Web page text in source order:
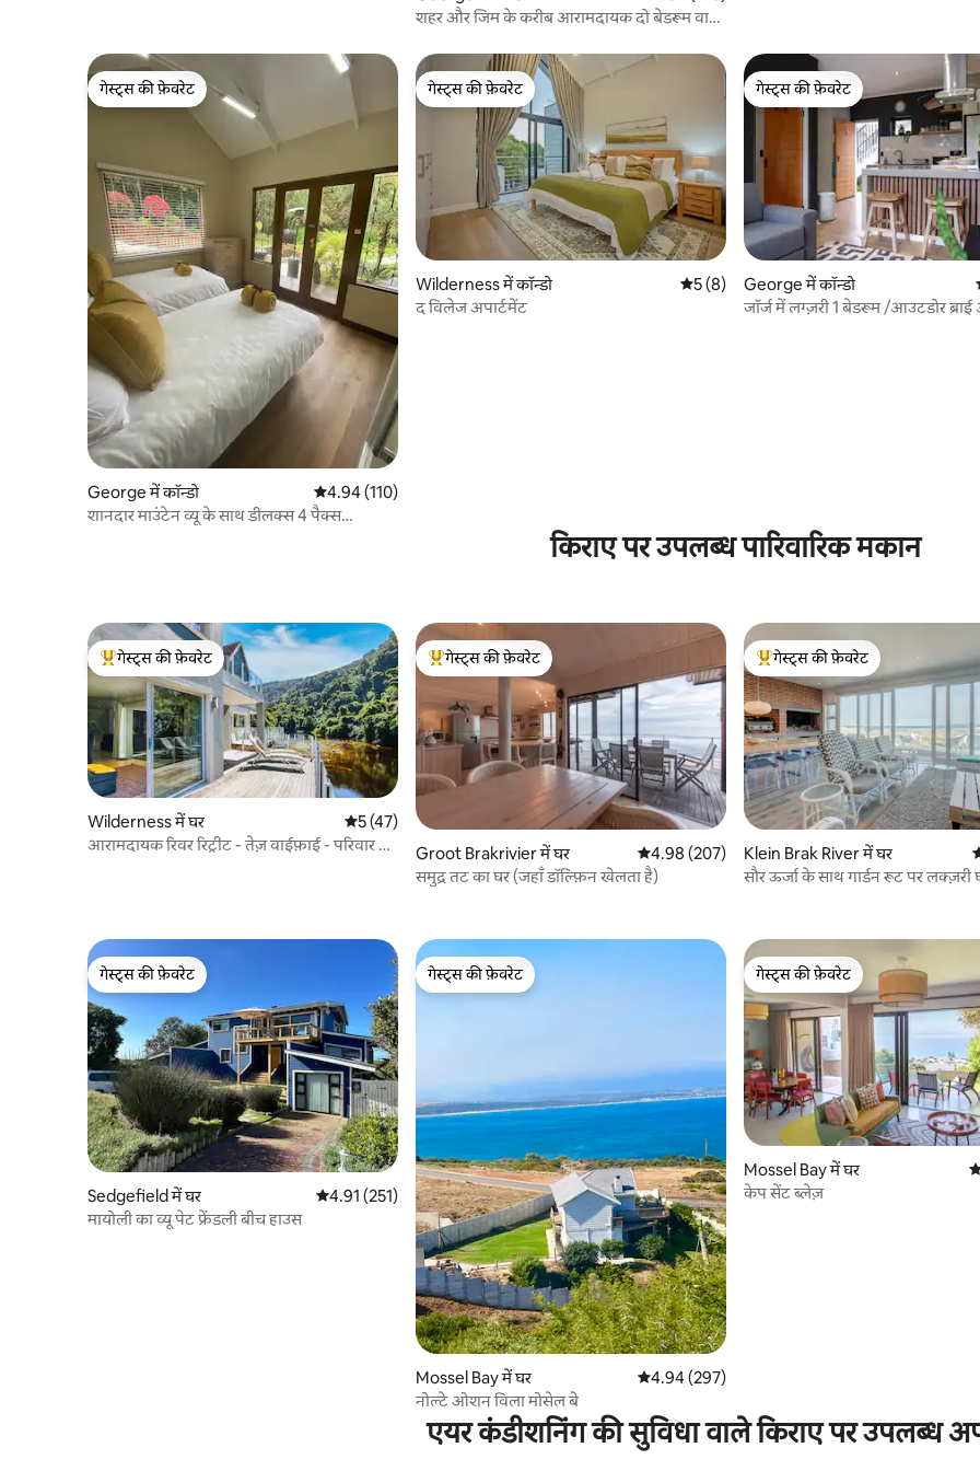
शहर और जिम के करीब आरामदायक दो बेडरूम वाला
गेस्ट्स की फ़ेवरेट
गेस्ट्स की फ़ेवरेट
George में कॉन्डो औसत रेटिंग 5 में से 4.94, 110 समीक्षाएँ
4.94 (110)
शानदार माउंटेन व्यू के साथ डीलक्स 4 पैक्स
गेस्ट्स की फ़ेवरेट
गेस्ट्स की फ़ेवरेट
Wilderness में कॉन्डो औसत रेटिंग 5 में से 5, 8 समीक्षाएँ
5 (8)
द विलेज अपार्टमेंट
गेस्ट्स की फ़ेवरेट
गेस्ट्स की फ़ेवरेट
George में कॉन्डो
जॉर्ज में लग्ज़री 1 बेडरूम /आउटडोर
किराए पर उपलब्ध पारिवारिक मकान
गेस्ट्स का टॉप फ़ेवरेट
गेस्ट्स की फ़ेवरेट
Wilderness में घर औसत रेटिंग 5 में से 5, 47 समीक्षाएँ
5 (47)
आरामदायक रिवर रिट्रीट - तेज़ वाईफ़ाई - परिवार के
गेस्ट्स का टॉप फ़ेवरेट
गेस्ट्स की फ़ेवरेट
Groot Brakrivier में घर औसत रेटिंग 5 में से 4.98, 207 समीक्षाएँ
4.98 (207)
समुद्र तट का घर (जहाँ डॉल्फ़िन खेलता है)
गेस्ट्स का टॉप फ़ेवरेट
गेस्ट्स की फ़ेवरेट
Klein Brak River में घर
सौर ऊर्जा के साथ गार्डन रूट पर लक्ज़री
गेस्ट्स की फ़ेवरेट
गेस्ट्स की फ़ेवरेट
Sedgefield में घर औसत रेटिंग 5 में से 4.91, 251 समीक्षाएँ
4.91 (251)
मायोली का व्यू पेट फ्रेंडली बीच हाउस
गेस्ट्स की फ़ेवरेट
गेस्ट्स की फ़ेवरेट
Mossel Bay में घर औसत रेटिंग 5 में से 4.94, 297 समीक्षाएँ
4.94 (297)
नोल्टे ओशन विला मोसेल बे
गेस्ट्स की फ़ेवरेट
गेस्ट्स की फ़ेवरेट
Mossel Bay में घर
केप सेंट ब्लेज़
एयर कंडीशनिंग की सुविधा वाले किराए पर उपलब्ध